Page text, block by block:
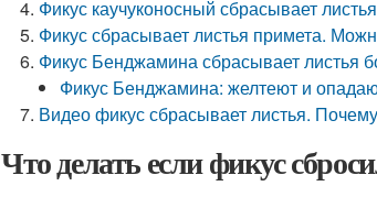
Фикус каучуконосный сбрасывает
Фикус сбрасывает листья примета.
Фикус Бенджамина сбрасывает листья
Фикус Бенджамина: желтеют и
Видео фикус сбрасывает листья.
Что делать если фикус